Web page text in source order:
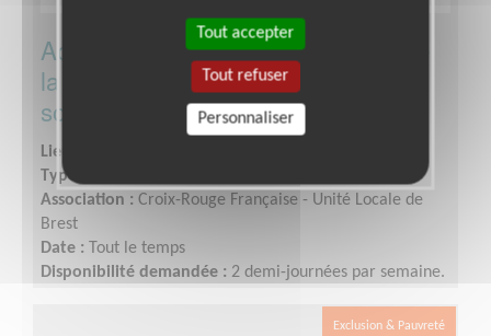
Accueil/ Orientation dans le cadre de
la future ouverture d'une épicerie
solidaire
Lieu :
Type :
Association : Croix-Rouge Française - Unité Locale de
Brest
Date : Tout le temps
Disponibilité demandée : 2 demi-journées par semaine.
Exclusion & Pauvreté
Tout accepter
Tout refuser
Personnaliser